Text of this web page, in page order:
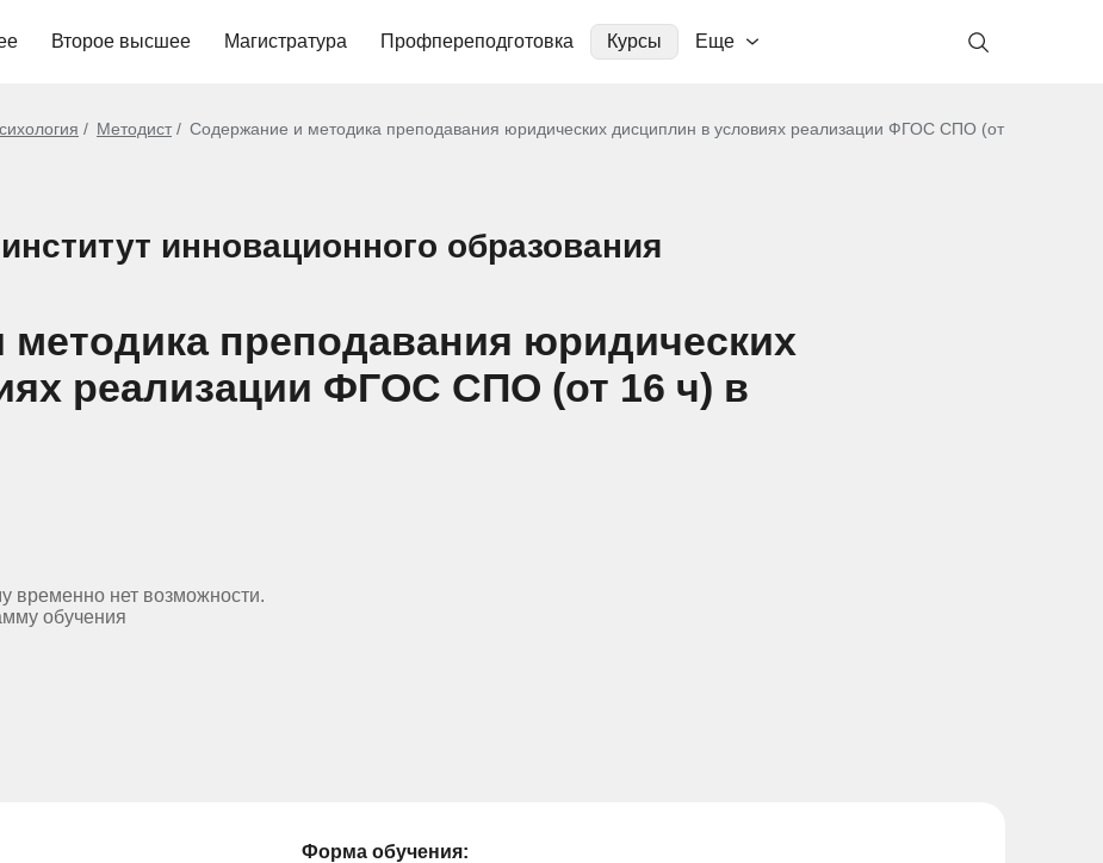
Второе высшее Магистратура Профпереподготовка Курсы Еще
Методист
Содержание и методика преподавания юридических дисциплин в условиях реализации ФГОС СПО (от
инновационного образования
преподавания юридических
реализации ФГОС СПО (от 16 ч) в
временно нет возможности.
обучения
Форма обучения: